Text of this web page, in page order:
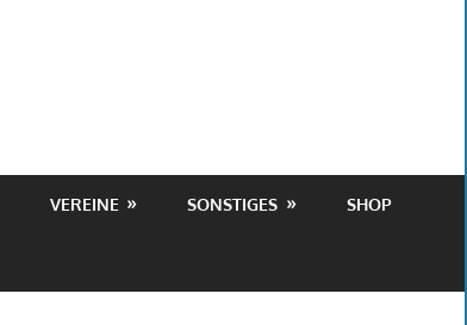
VEREINE SONSTIGES SHOP